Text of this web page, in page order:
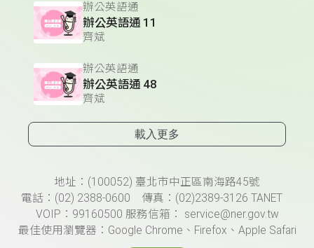
辦公英語通
辦公英語通 11
齊斌
辦公英語通
辦公英語通 48
齊斌
載入更多
頁尾資訊地址：(100052) 臺北市中正區南海路45號
電話：(02) 2388-0600 傳真：(02)2389-3126 TANET
VOIP：99160500 服務信箱： service@ner.gov.tw
最佳使用瀏覽器：Google Chrome、Firefox、Apple Safari